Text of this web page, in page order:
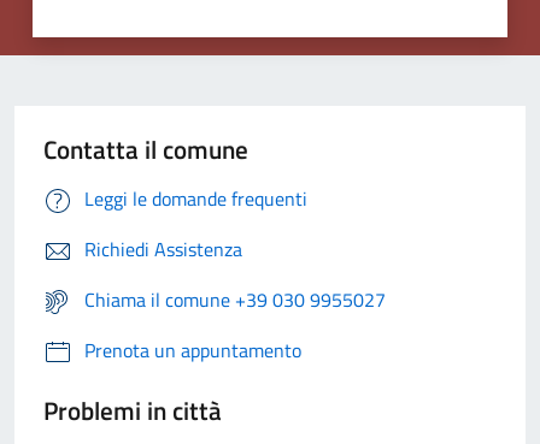
Contatta il comune
Leggi le domande frequenti
Richiedi Assistenza
Chiama il comune +39 030 9955027
Prenota un appuntamento
Problemi in città